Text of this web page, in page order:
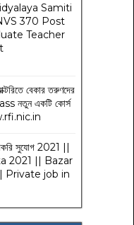
Samiti
370 Post
Teacher
বেকার তরুণদের
নতুন একটি কোর্স
সুযোগ 2021 ||
2021 || Bazar
Private job in